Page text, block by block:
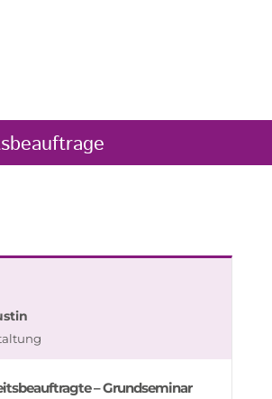
– Grundseminar